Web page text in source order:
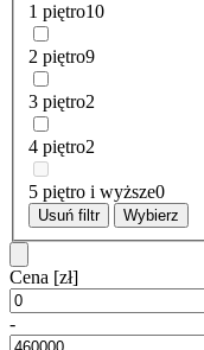
1 piętro10
2 piętro9
3 piętro2
4 piętro2
5 piętro i wyższe0
Usuń filtr Wybierz
Cena [zł]
-